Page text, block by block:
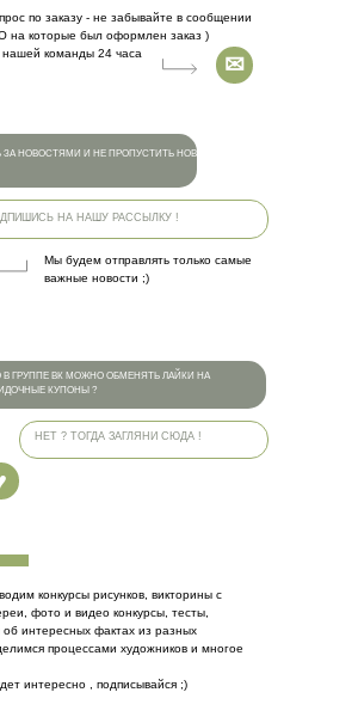
по заказу - не забывайте в сообщении
на которые был оформлен заказ )
команды 24 часа
✉
ЗА НОВОСТЯМИ И НЕ ПРОПУСТИТЬ НОВЫЕ
НА НАШУ РАССЫЛКУ !
Мы будем отправлять только самые
важные новости ;)
В ГРУППЕ ВК МОЖНО ОБМЕНЯТЬ ЛАЙКИ НА
КУПОНЫ ?
НЕТ ? ТОГДА ЗАГЛЯНИ СЮДА !
конкурсы рисунков, викторины с
фото и видео конкурсы, тесты,
об интересных фактах из разных
процессами художников и многое
интересно , подписывайся ;)